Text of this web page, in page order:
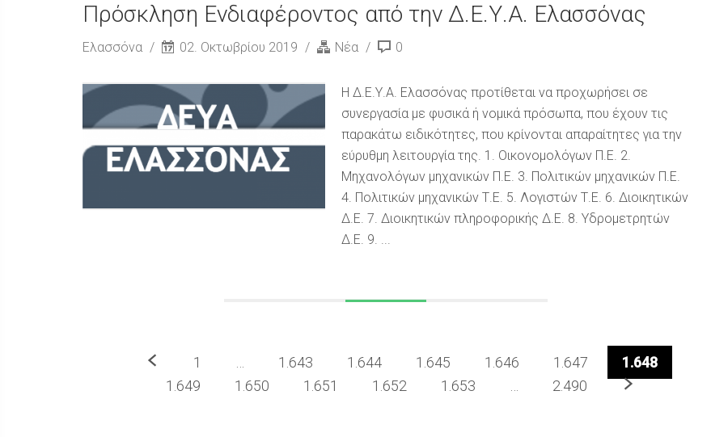
Πρόσκληση Ενδιαφέροντος από την Δ.Ε.Υ.Α. Ελασσόνας
Ελασσόνα 02. Οκτωβρίου 2019 Νέα 0
Η Δ.Ε.Υ.Α. Ελασσόνας προτίθεται να προχωρήσει σε
συνεργασία με φυσικά ή νομικά πρόσωπα, που έχουν τις
παρακάτω ειδικότητες, που κρίνονται απαραίτητες για την
εύρυθμη λειτουργία της. 1. Οικονομολόγων Π.Ε. 2.
Μηχανολόγων μηχανικών Π.Ε. 3. Πολιτικών μηχανικών Π.Ε.
4. Πολιτικών μηχανικών Τ.Ε. 5. Λογιστών Τ.Ε. 6. Διοικητικών
Δ.Ε. 7. Διοικητικών πληροφορικής Δ.Ε. 8. Υδρομετρητών
Δ.Ε. 9. ...
Προηγούμενο
1 1.643 1.644 1.645 1.646 1.647
1.648
1.649
1.650 1.651 1.652 1.653 2.490 Επόμενο